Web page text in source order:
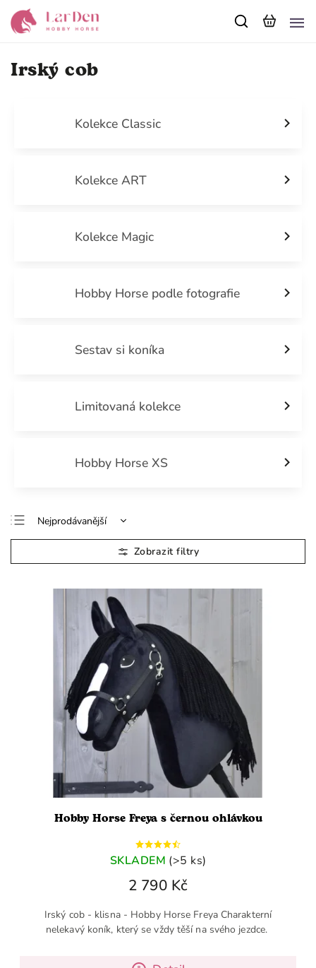
Irský cob
Kolekce Classic
Kolekce ART
Kolekce Magic
Hobby Horse podle fotografie
Sestav si koníka
Limitovaná kolekce
Hobby Horse XS
Doporučujeme
Nejlevnější
Nejdražší
Nejprodávanější
Hobby Horse Freya s černou ohlávkou
SKLADEM (>5 ks)
2 790 Kč
Irský cob - klisna - Hobby Horse Freya Charakterní
nelekavý koník, který se vždy těší na svého jezdce.